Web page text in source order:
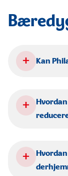
+ Kan
+
+